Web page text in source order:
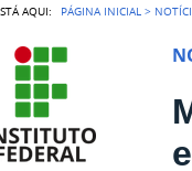
AQUI: PÁGINA INICIAL >